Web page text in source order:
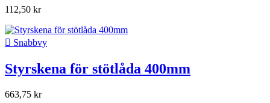
112,50 kr
 Snabbvy
Styrskena för stötlåda 400mm
663,75 kr